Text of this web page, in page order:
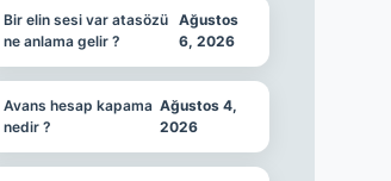
Bir elin sesi var atasözü
ne anlama gelir ?
Ağustos
6, 2026
Avans hesap kapama
nedir ?
Ağustos 4,
2026